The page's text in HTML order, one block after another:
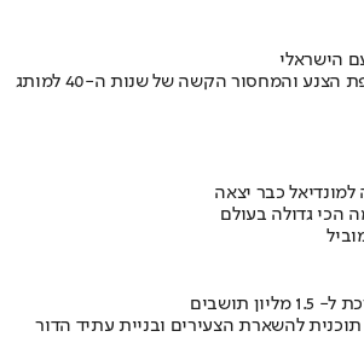
הישראלי
איך אסם הפכה את תקופת הצנע והמחסור הקשה של שנות ה-40 למותג
כבר יצאה
הכי גדולה בעולם
להשארת הצעירים ובניית עתיד הדור